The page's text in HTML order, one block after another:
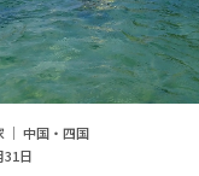
｜ 中国・四国
31日